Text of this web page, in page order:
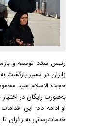
زائران در مسیر بازگشت
حجت الاسلام سید
به‌صورت رایگان در
او ادامه داد: این
خدمات‌رسانی به زائران تا